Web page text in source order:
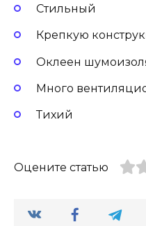
Стильный
Крепкую
Оклеен
Много
Тихий
Оцените статью